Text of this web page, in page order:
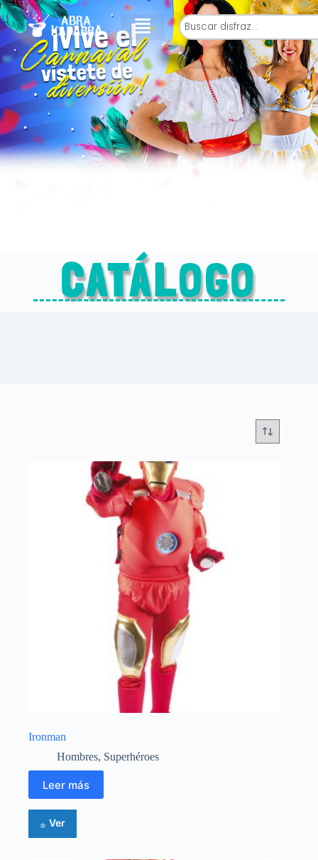
CATÁLOGO
Ironman
Hombres, Superhéroes
Leer más
Ver